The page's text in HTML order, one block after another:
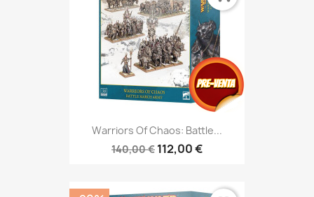
Warriors Of Chaos: Battle...
140,00 € 112,00 €